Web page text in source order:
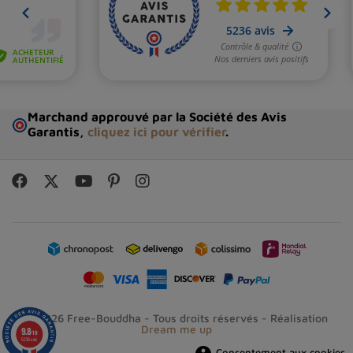
propriétés énergétiques.
Marchand approuvé par la Société des Avis
Garantis, cliquez ici pour vérifier.
© 2026 Free-Bouddha - Tous droits réservés - Réalisation
Dream me up
9.8/10
5236 avis